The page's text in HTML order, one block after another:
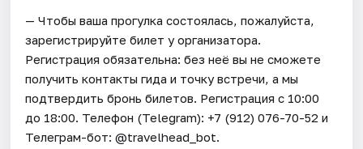
— Чтобы ваша прогулка состоялась, пожалуйста,
зарегистрируйте билет у организатора.
Регистрация обязательна: без неё вы не сможете
получить контакты гида и точку встречи, а мы
подтвердить бронь билетов. Регистрация с 10:00
до 18:00. Телефон (Telegram): +7 (912) 076-70-52 и
Телеграм-бот: @travelhead_bot.